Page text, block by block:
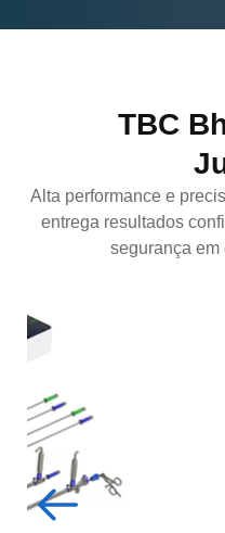
TBC
Alta performance e
entrega resultados
segurança em